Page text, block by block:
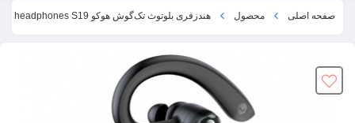
صفحه اصلی محصول هندزفری بلوتوث تک‌گوش هوکو Hoco Heartful ENC noise cancelling BT headphones S19